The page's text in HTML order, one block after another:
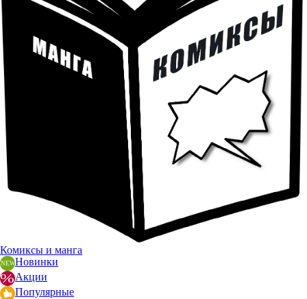
Комиксы и манга
Новинки
Акции
Популярные